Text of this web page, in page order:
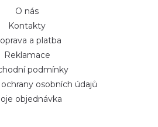
O nás
Kontakty
a platba
Reklamace
podmínky
osobních údajů
objednávka